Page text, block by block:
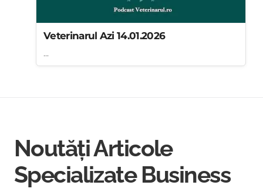
Veterinarul Azi 14.01.2026
...
Noutăți Articole
Specializate Business